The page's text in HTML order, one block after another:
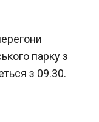
парку з
з 09.30.